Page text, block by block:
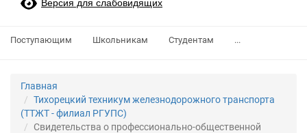
Версия для слабовидящих
Поступающим Школьникам Студентам ...
Главная
Тихорецкий техникум железнодорожного транспорта
(ТТЖТ - филиал РГУПС)
Свидетельства о профессионально-общественной